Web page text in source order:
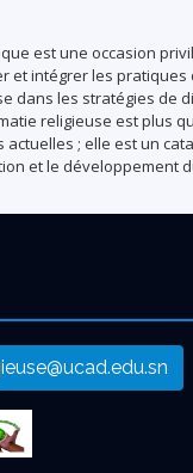
est une occasion
et intégrer les pratiques
dans les stratégies de
religieuse est plus
actuelles ; elle est un
et le développement